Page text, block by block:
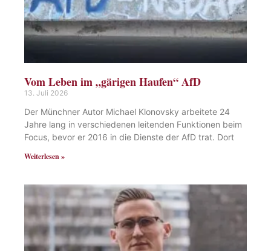
Vom Leben im „gärigen Haufen“ AfD
13. Juli 2026
Der Münchner Autor Michael Klonovsky arbeitete 24
Jahre lang in verschiedenen leitenden Funktionen beim
Focus, bevor er 2016 in die Dienste der AfD trat. Dort
Weiterlesen »